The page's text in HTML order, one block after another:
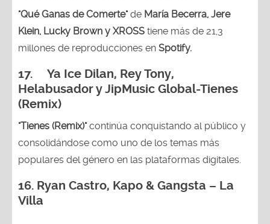
"Qué Ganas de Comerte"de María Becerra, Jere
Klein, Lucky Brown y XROSS tiene más de 21,3
millones de reproducciones en Spotify.
17. Ya Ice Dilan, Rey Tony,
Helabusador y JipMusic Global-Tienes
(Remix)
"Tienes (Remix)"continúa conquistando al público y
consolidándose como uno de los temas más
populares del género en las plataformas digitales.
16. Ryan Castro, Kapo & Gangsta – La
Villa